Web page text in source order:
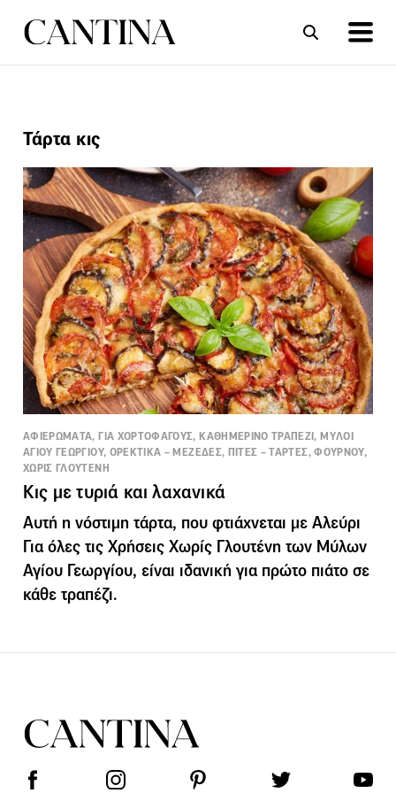
Τάρτα κις
ΑΦΙΕΡΩΜΑΤΑ, ΓΙΑ ΧΟΡΤΟΦΑΓΟΥΣ, ΚΑΘΗΜΕΡΙΝΟ ΤΡΑΠΕΖΙ, ΜΥΛΟΙ
ΑΓΙΟΥ ΓΕΩΡΓΙΟΥ, ΟΡΕΚΤΙΚΑ – ΜΕΖΕΔΕΣ, ΠΙΤΕΣ – ΤΑΡΤΕΣ, ΦΟΥΡΝΟΥ,
ΧΩΡΙΣ ΓΛΟΥΤΕΝΗ
Κις με τυριά και λαχανικά
Αυτή η νόστιμη τάρτα, που φτιάχνεται με Αλεύρι
Για όλες τις Χρήσεις Χωρίς Γλουτένη των Μύλων
Αγίου Γεωργίου, είναι ιδανική για πρώτο πιάτο σε
κάθε τραπέζι.